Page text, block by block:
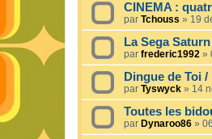
CINEMA :
par Tchouss » 19
La Sega Saturn
par frederic1992 »
Dingue de Toi
par Tyswyck » 14
Toutes les
par Dynaroo86 »